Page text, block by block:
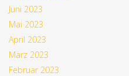
Juni 2023
Mai 2023
April 2023
März 2023
Februar 2023